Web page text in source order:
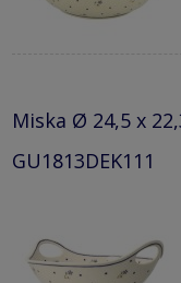
Miska Ø 24,5 x
GU1813DEK111